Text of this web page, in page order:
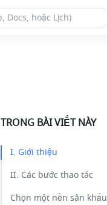
TRONG BÀI VIẾT NÀY
I. Giới thiệu ​
II. Các bước thao tác​
Chọn một nền sân khấu​